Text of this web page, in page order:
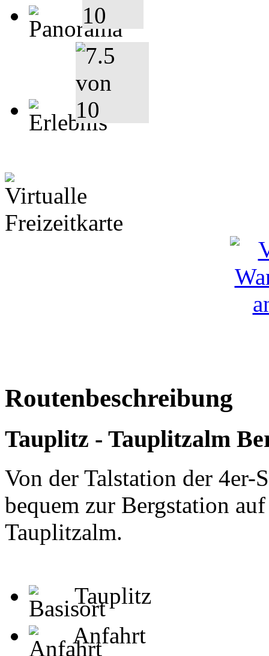
Routenbeschreibung
Tauplitz - Tauplitzalm
Von der Talstation der 4er-
bequem zur Bergstation
Tauplitzalm.
Tauplitz
Anfahrt